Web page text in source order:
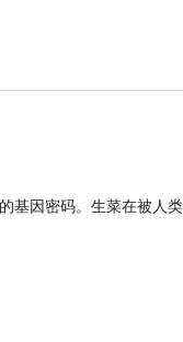
基因密码。生菜在被人